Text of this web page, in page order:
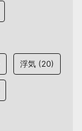
浮気 (20)